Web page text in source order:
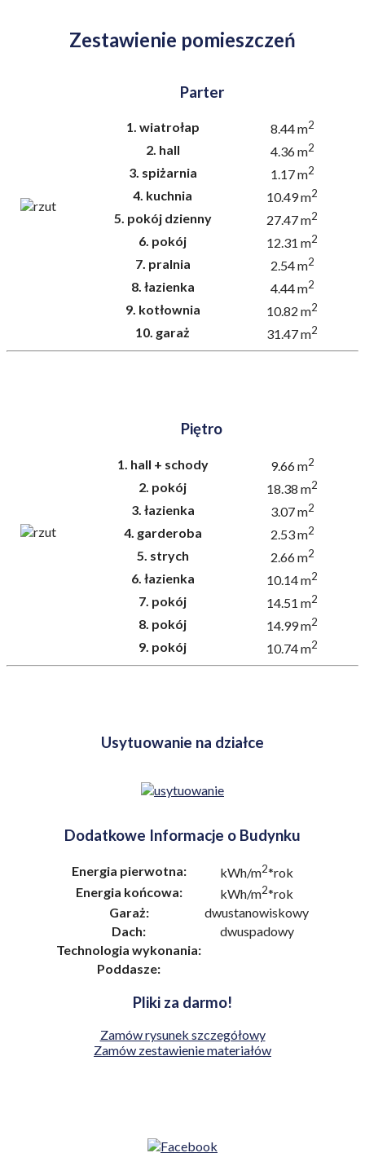
Zestawienie pomieszczeń
Parter
1. wiatrołap 8.44 m2
2. hall 4.36 m2
3. spiżarnia 1.17 m2
4. kuchnia 10.49 m2
5. pokój dzienny 27.47 m2
6. pokój 12.31 m2
7. pralnia 2.54 m2
8. łazienka 4.44 m2
9. kotłownia 10.82 m2
10. garaż 31.47 m2
Piętro
1. hall + schody 9.66 m2
2. pokój 18.38 m2
3. łazienka 3.07 m2
4. garderoba 2.53 m2
5. strych 2.66 m2
6. łazienka 10.14 m2
7. pokój 14.51 m2
8. pokój 14.99 m2
9. pokój 10.74 m2
Usytuowanie na działce
Dodatkowe Informacje o Budynku
Energia pierwotna: kWh/m2*rok
Energia końcowa:
kWh/m2*rok
Garaż:
dwustanowiskowy
Dach:
dwuspadowy
Technologia wykonania:
Poddasze:
Pliki za darmo!
Zamów rysunek szczegółowy
Zamów zestawienie materiałów